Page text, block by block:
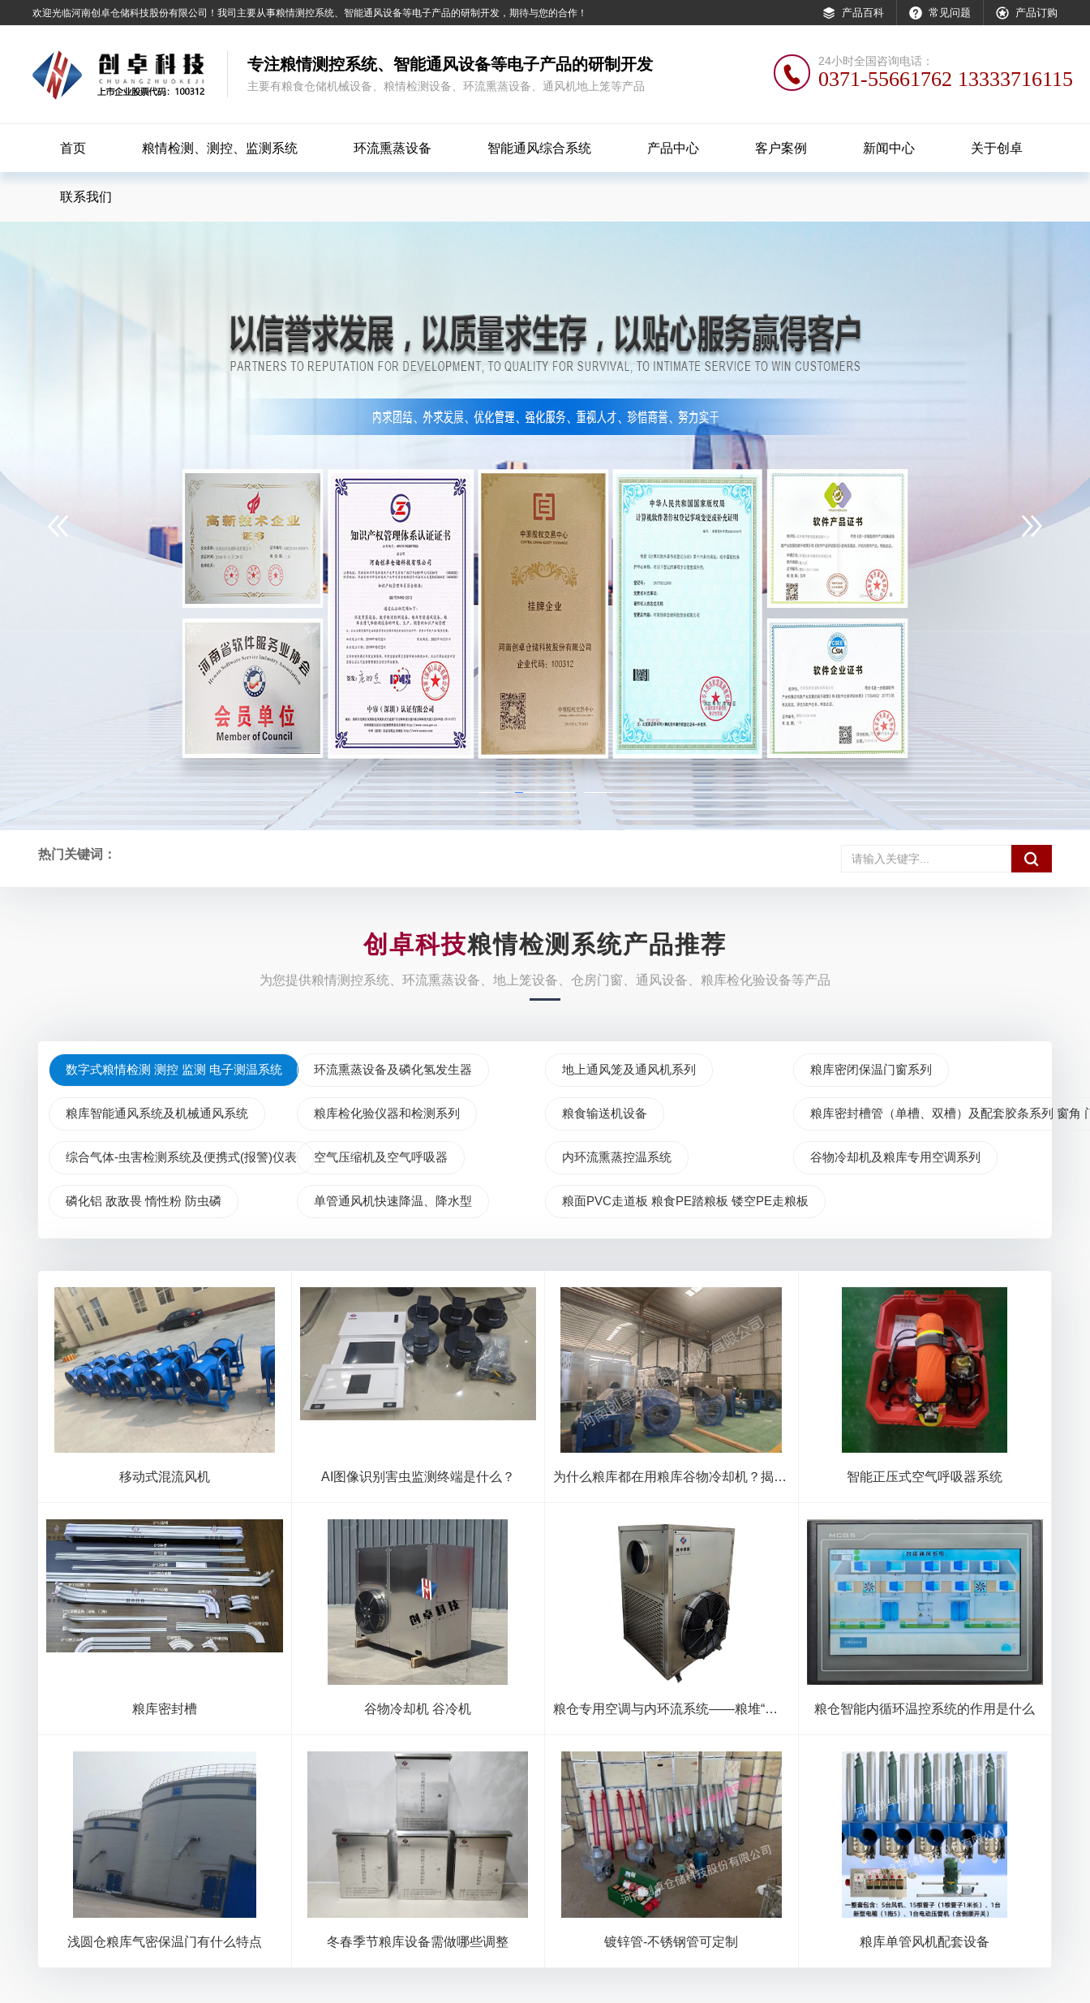
欢迎光临河南创卓仓储科技股份有限公司！我司主要从事粮情测控系统、智能通风设备等电子产品的研制开发，期待与您的合作！  产品百科  常见问题  产品订购
专注粮情测控系统、智能通风设备等电子产品的研制开发
主要有粮食仓储机械设备、粮情检测设备、环流熏蒸设备、通风机地上笼等产品

24小时全国咨询电话：
0371-55661762 13333716115
首页 粮情检测、测控、监测系统 环流熏蒸设备 智能通风综合系统 产品中心 客户案例 新闻中心 关于创卓
联系我们
热门关键词： 
创卓科技粮情检测系统产品推荐
为您提供粮情测控系统、环流熏蒸设备、地上笼设备、仓房门窗、通风设备、粮库检化验设备等产品
数字式粮情检测 测控 监测 电子测温系统 环流熏蒸设备及磷化氢发生器 地上通风笼及通风机系列 粮库密闭保温门窗系列
粮库智能通风系统及机械通风系统 粮库检化验仪器和检测系列 粮食输送机设备 粮库密封槽管（单槽、双槽）及配套胶条系列 窗角
综合气体-虫害检测系统及便携式(报警)仪表 空气压缩机及空气呼吸器 内环流熏蒸控温系统 谷物冷却机及粮库专用空调系列
磷化铝 敌敌畏 惰性粉 防虫磷 单管通风机快速降温、降水型 粮面PVC走道板 粮食PE踏粮板 镂空PE走粮板
移动式混流风机 AI图像识别害虫监测终端是什么？ 为什么粮库都在用粮库谷物冷却机？揭秘低温储粮的5大核心优势 智能正压式空气呼吸器系统
粮库密封槽 谷物冷却机 谷冷机 粮仓专用空调与内环流系统——粮堆“热皮”克星 粮仓智能内循环温控系统的作用是什么
浅圆仓粮库气密保温门有什么特点 冬春季节粮库设备需做哪些调整 镀锌管-不锈钢管可定制 粮库单管风机配套设备